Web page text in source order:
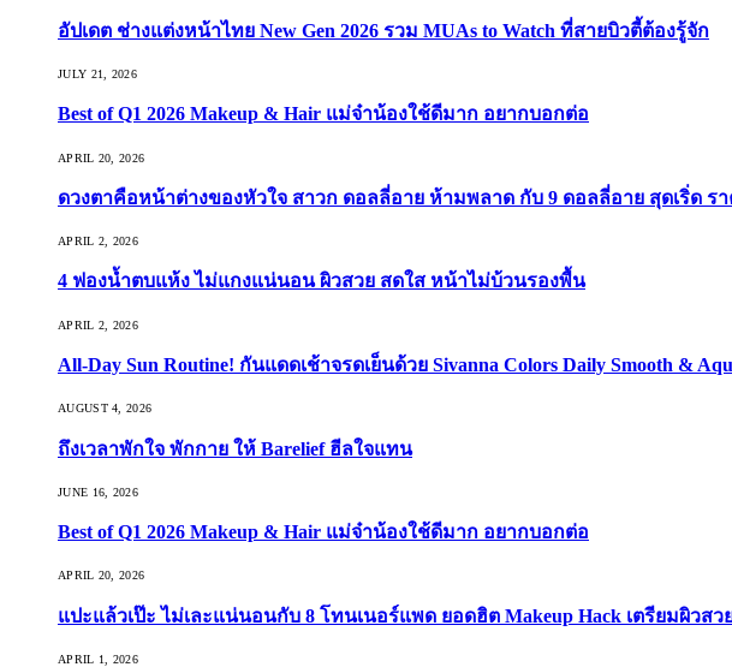
อัปเดต ช่างแต่งหน้าไทย New Gen 2026 รวม MUAs to Watch ที่สายบิวตี้ต้องรู้จัก
JULY 21, 2026
Best of Q1 2026 Makeup & Hair แม่จ๋าน้องใช้ดีมาก อยากบอกต่อ
APRIL 20, 2026
ดวงตาคือหน้าต่างของหัวใจ สาวก ดอลลี่อาย ห้ามพลาด กับ 9 ดอลลี่อาย สุดเริ่ด ร
APRIL 2, 2026
4 ฟองน้ำตบแห้ง ไม่แกงแน่นอน ผิวสวย สดใส หน้าไม่บ้วนรองพื้น
APRIL 2, 2026
All-Day Sun Routine! กันแดดเช้าจรดเย็นด้วย Sivanna Colors Daily Smooth &
AUGUST 4, 2026
ถึงเวลาพักใจ พักกาย ให้ Barelief ฮีลใจแทน
JUNE 16, 2026
Best of Q1 2026 Makeup & Hair แม่จ๋าน้องใช้ดีมาก อยากบอกต่อ
APRIL 20, 2026
แปะแล้วเป๊ะ ไม่เละแน่นอนกับ 8 โทนเนอร์แพด ยอดฮิต Makeup Hack เตรียมผิวสว
APRIL 1, 2026